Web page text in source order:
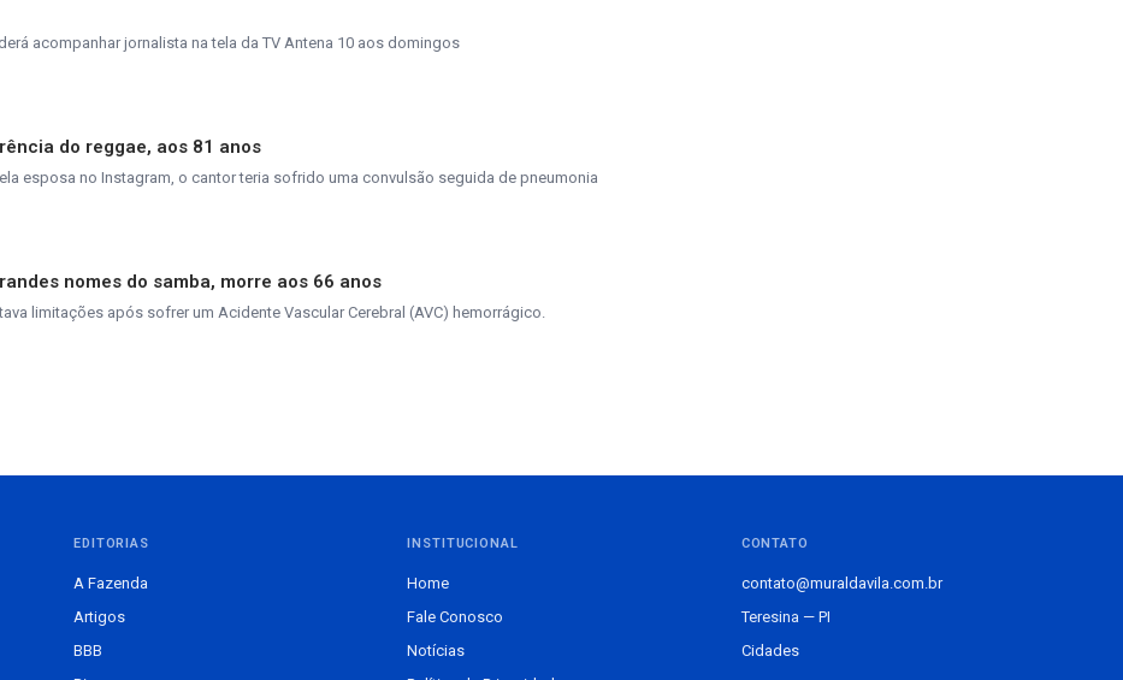
acompanhar jornalista na tela da TV Antena 10 aos domingos
do reggae, aos 81 anos
esposa no Instagram, o cantor teria sofrido uma convulsão seguida de pneumonia
nomes do samba, morre aos 66 anos
limitações após sofrer um Acidente Vascular Cerebral (AVC) hemorrágico.
EDITORIAS
A Fazenda
Artigos
BBB
INSTITUCIONAL
Home
Fale Conosco
Notícias
CONTATO
contato@muraldavila.com.br
Teresina — PI
Cidades